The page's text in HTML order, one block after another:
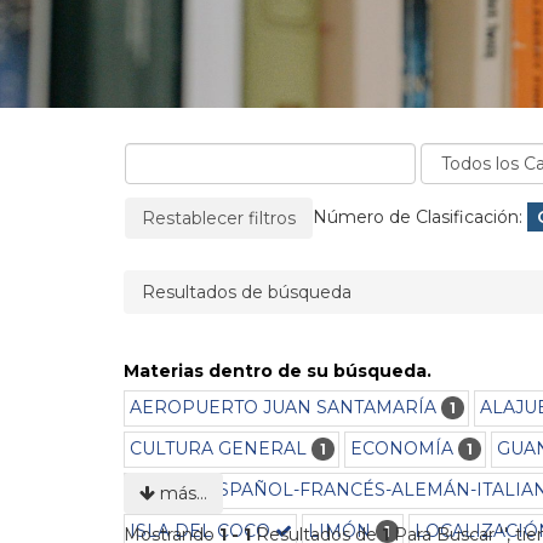
La página se recargará cuando se elimine un
Restablecer filtros Filtros aplicados:
Número de Clasificación:
Resultados de búsqueda
Materias dentro de su búsqueda.
AEROPUERTO JUAN SANTAMARÍA
1
CULTURA GENERAL
1 ECONOMÍA 1
IDIOMA-ESPAÑOL-FRANCÉS-ALEMÁN-
ISLA DEL COCO LIMÓN 1
más…
Mostrando1 - 1Resultados de1 Para Buscar '',